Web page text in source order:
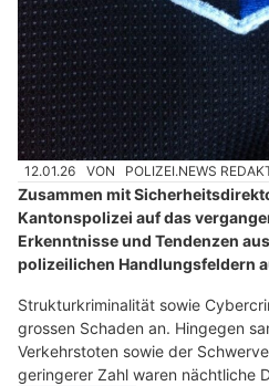
12.01.26 VON POLIZEI.NEWS
Zusammen mit
Kantonspolizei auf das
Erkenntnisse und Tendenzen
polizeilichen Handlungsfeldern
Strukturkriminalität sowie
grossen Schaden an. Hingegen
Verkehrstoten sowie der
geringerer Zahl waren nächtliche